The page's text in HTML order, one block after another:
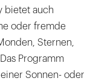
bietet auch
oder fremde
Sternen,
Programm
Sonnen- oder